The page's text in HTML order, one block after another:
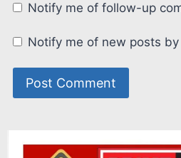
Notify me of follow-up
Notify me of new posts by